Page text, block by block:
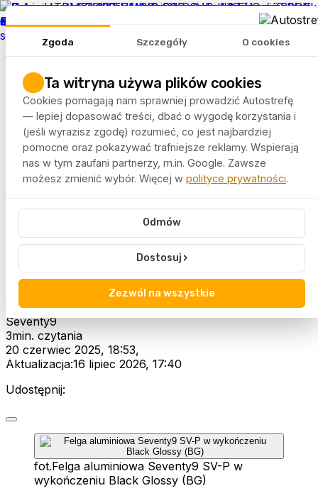
Zgoda Szczegóły O cookies
Ta witryna używa plików cookies
Cookies pomagają nam sprawniej prowadzić Autostrefę
— lepiej dopasować treści, dbać o wygodę korzystania i
(jeśli wyrazisz zgodę) rozumieć, co jest najbardziej
pomocne oraz pokazywać trafniejsze reklamy. Wspierają
nas w tym zaufani partnerzy, m.in. Google. Zawsze
możesz zmienić wybór. Więcej w polityce prywatności.
Odmów
Dostosuj ›
Zezwól na wszystkie
REKLAMA
Artykuły
Rankingi
FELGEO.PL
%
AutostrefaArtykułySV-P: Felgi aluminiowe od Seventy9
SV-P: Felgi aluminiowe od
Seventy9
Seventy9
3min. czytania
20 czerwiec 2025, 18:53,
Aktualizacja:16 lipiec 2026, 17:40
Udostępnij:
fot.Felga aluminiowa Seventy9 SV-P w
wykończeniu Black Glossy (BG)